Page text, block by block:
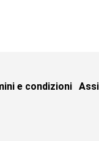
e condizioni